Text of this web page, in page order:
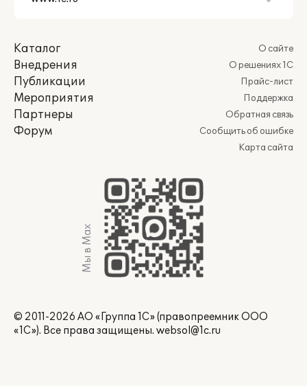
Каталог
Внедрения
Публикации
Мероприятия
Партнеры
Форум
О сайте
О решениях 1С
Прайс-лист
Поддержка
Обратная связь
Сообщить об ошибке
Карта сайта
Мы в Max
© 2011-2026 АО «Группа 1С» (правопреемник ООО
«1С»). Все права защищены. websol@1c.ru